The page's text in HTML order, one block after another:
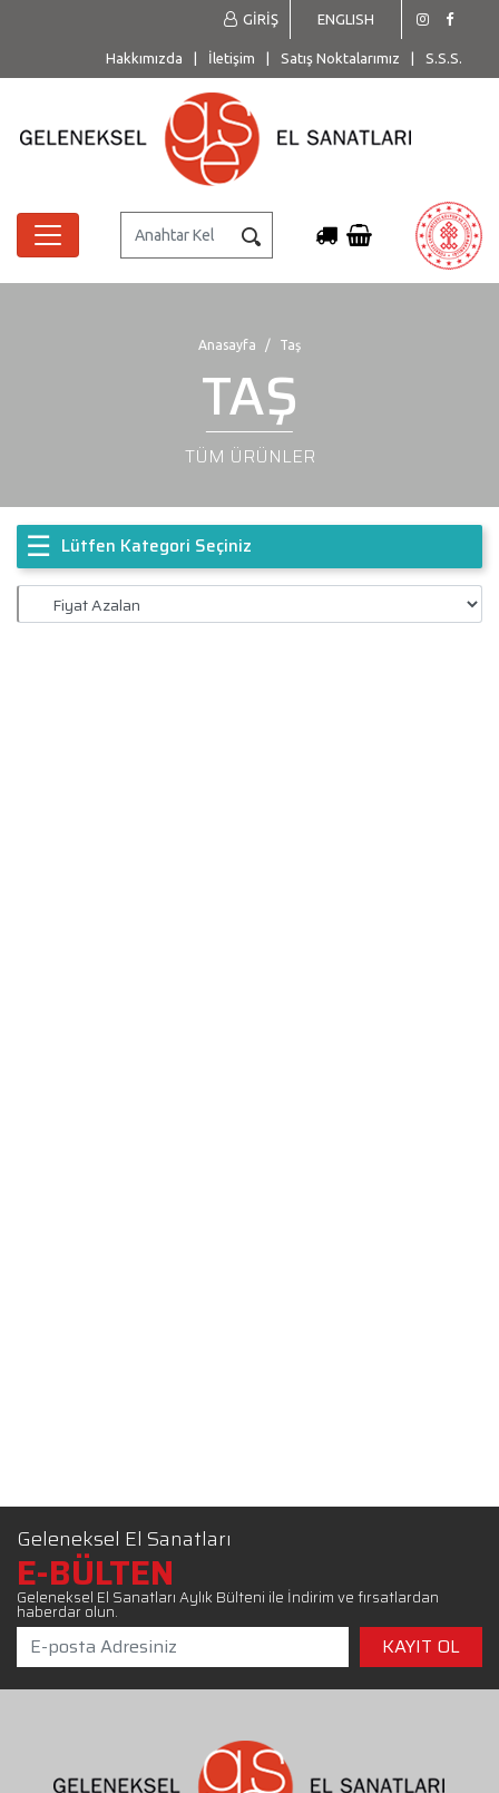
ENGLISH
GİRİŞ
Hakkımızda İletişim Satış Noktalarımız S.S.S.
Anasayfa Taş
TAŞ
TÜM ÜRÜNLER
☰ Lütfen Kategori Seçiniz
Geleneksel El Sanatları
E-BÜLTEN
Geleneksel El Sanatları Aylık Bülteni ile İndirim ve fırsatlardan
haberdar olun.